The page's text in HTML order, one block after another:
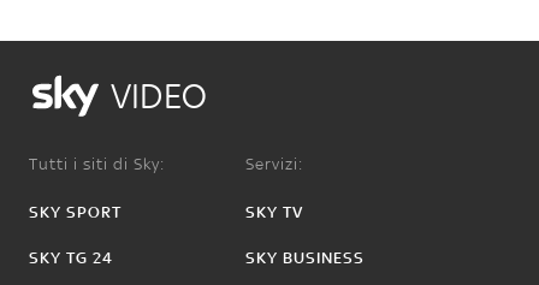
VIDEO
Tutti i siti di Sky:
SKY SPORT
SKY TG 24
Servizi:
SKY TV
SKY BUSINESS